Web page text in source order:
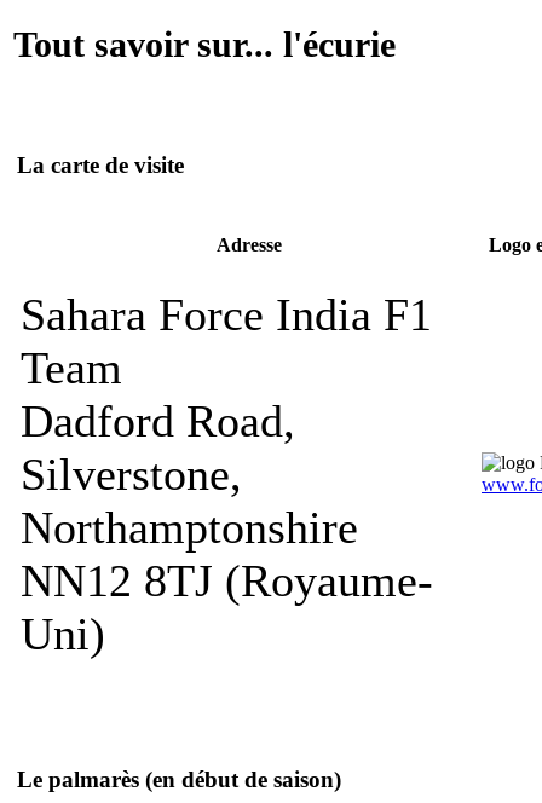
Tout savoir sur... l'écurie
La carte de visite
Adresse Logo
Sahara Force India F1
Team
Dadford Road,
Silverstone,
Northamptonshire
NN12 8TJ (Royaume-
Uni)
Le palmarès (en début de saison)